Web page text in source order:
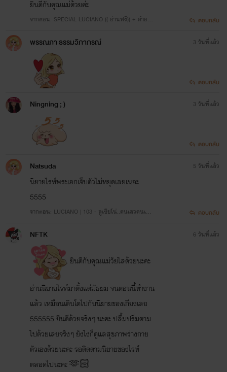
ยินดีกับคุณแม่ด้วยค่ะ
จากตอน: SPECIAL LUCIANO (( อ่านฟรี)) + คำอธิบ
ตอบกลับ
พรรณภา ธรรมวิภาภรณ์ 3 วันที่แล้ว
ตอบกลับ
Ningning ; ) 3 วันที่แล้ว
ตอบกลับ
Natsuda
นิยายไรท์พระเอกเจ็บตัวไม่หยุดเลยเนอะ
5555
จากตอน: LUCIANO | 103 - ลูเซียโน่..คนเลวคนเดิม
5 วันที่แล้ว
ตอบกลับ
NFTK
ยินดีกับคุณแม่วัยใสด้วยนะคะ
อ่านนิยายไรท์มาตั้งแต่มัธยม จนตอนนี้ทำงาน
แล้ว เหมือนเติบโตไปกับนิยายของเกียงเลย
555555 ยินดีด้วยจริงๆ นะคะ ปลื้มปริ่มตาม
ไปด้วยเลยจริงๆ ยังไงก็ดูแลสุขภาพร่างกาย
ตัวเองด้วยนะคะ รอติดตามนิยายของไรท์
ตลอดไปนะคะ 🫶🏻
6 วันที่แล้ว